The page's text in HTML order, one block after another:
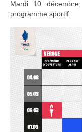
Mardi 10
programme sportif.